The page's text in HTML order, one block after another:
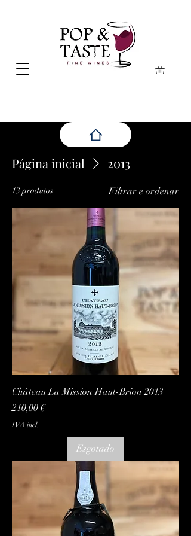
Página inicial 2013
13 produtos Filtrar e ordenar
Château La Mission Haut-Brion 2013
Preço
210,00 €
IVA incl.
Esgotado